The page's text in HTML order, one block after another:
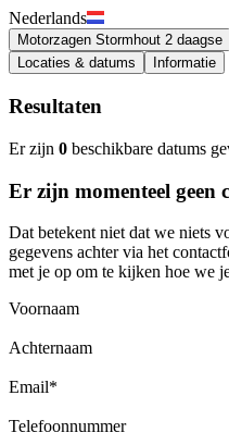
Nederlands
Motorzagen Stormhout 2 daagse
Locaties & datums
Informatie
Resultaten
Er zijn 0 beschikbare datums
Er zijn momenteel geen
Dat betekent niet dat we niets
gegevens achter via het
met je op om te kijken hoe we
Voornaam
Achternaam
Email*
Telefoonnummer